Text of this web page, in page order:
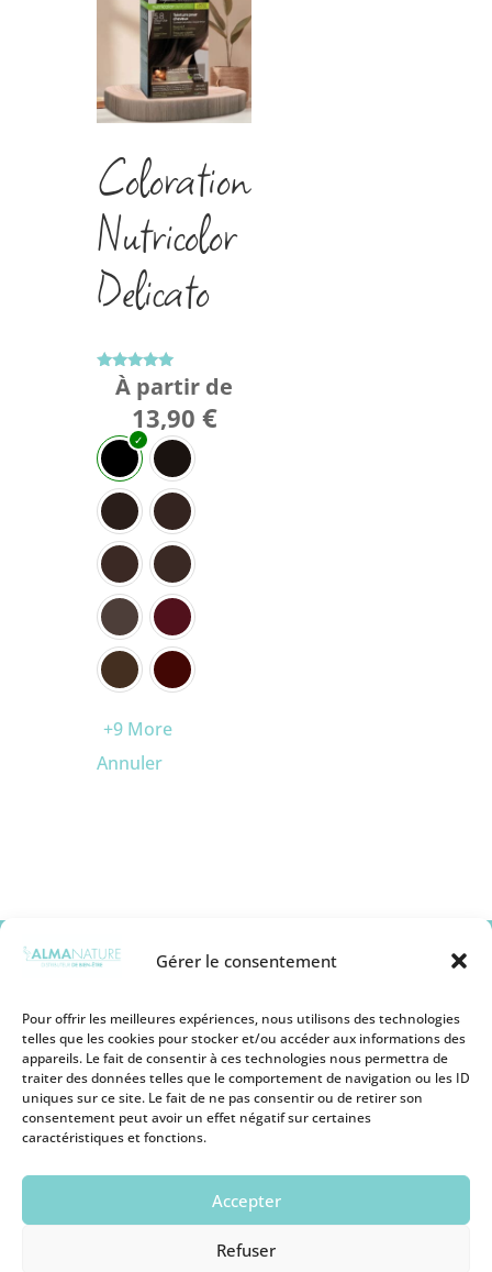
Gérer le consentement
Pour offrir les meilleures expériences, nous utilisons des technologies
telles que les cookies pour stocker et/ou accéder aux informations des
appareils. Le fait de consentir à ces technologies nous permettra de
traiter des données telles que le comportement de navigation ou les ID
uniques sur ce site. Le fait de ne pas consentir ou de retirer son
consentement peut avoir un effet négatif sur certaines
caractéristiques et fonctions.
Accepter
Refuser
Coloration
Nutricolor
Delicato
Note
5.00
sur 5
À partir de
13,90 €
+9 More
Annuler
Mentions légales
Conditions générales de vente
Politique de remboursement
Politique de Protection des Cookies
Personnelles
Conditions d’utilisation
Devenir revendeur